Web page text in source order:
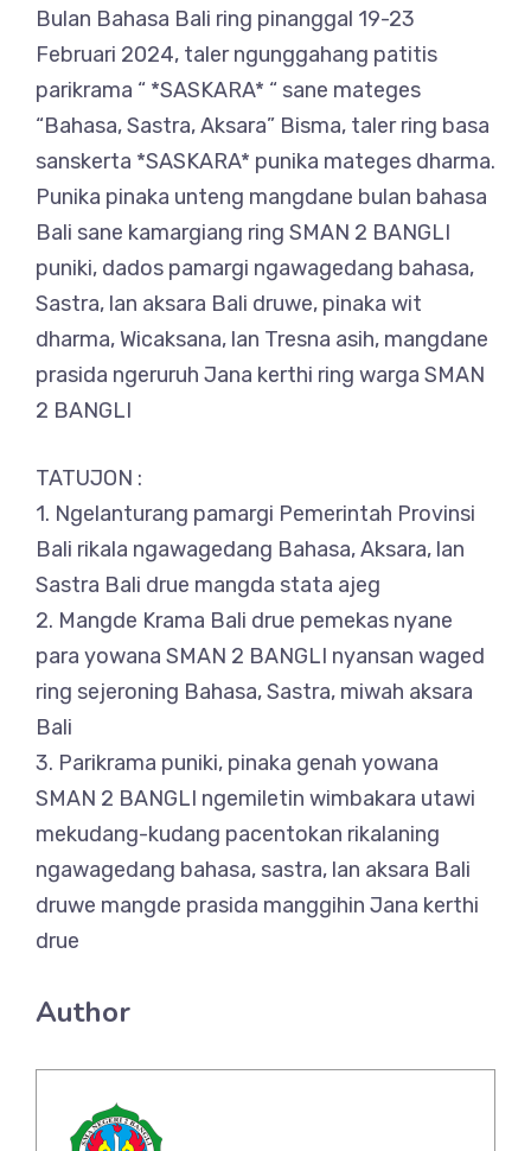
Bulan Bahasa Bali ring pinanggal 19-23
Februari 2024, taler ngunggahang patitis
parikrama “ *SASKARA* “ sane mateges
“Bahasa, Sastra, Aksara” Bisma, taler ring basa
sanskerta *SASKARA* punika mateges dharma.
Punika pinaka unteng mangdane bulan bahasa
Bali sane kamargiang ring SMAN 2 BANGLI
puniki, dados pamargi ngawagedang bahasa,
Sastra, lan aksara Bali druwe, pinaka wit
dharma, Wicaksana, lan Tresna asih, mangdane
prasida ngeruruh Jana kerthi ring warga SMAN
2 BANGLI
TATUJON :
1. Ngelanturang pamargi Pemerintah Provinsi
Bali rikala ngawagedang Bahasa, Aksara, lan
Sastra Bali drue mangda stata ajeg
2. Mangde Krama Bali drue pemekas nyane
para yowana SMAN 2 BANGLI nyansan waged
ring sejeroning Bahasa, Sastra, miwah aksara
Bali
3. Parikrama puniki, pinaka genah yowana
SMAN 2 BANGLI ngemiletin wimbakara utawi
mekudang-kudang pacentokan rikalaning
ngawagedang bahasa, sastra, lan aksara Bali
druwe mangde prasida manggihin Jana kerthi
drue
Author